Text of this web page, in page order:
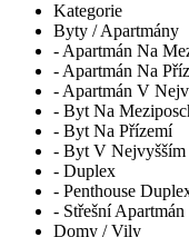
Kategorie
Byty / Apartmány
- Apartmán Na
- Apartmán Na
- Apartmán V
- Byt Na
- Byt Na Přízemí
- Byt V Nejvyšším
- Duplex
- Penthouse
- Střešní
Domy / Vily